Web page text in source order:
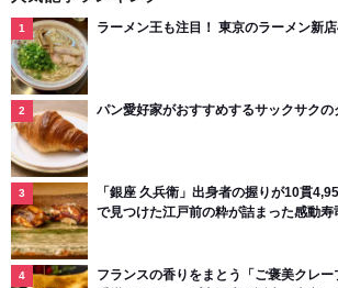
ラーメン王も注目！ 東京のラーメン新
パン愛好家がおすすめするサックサク
「銀座 久兵衛」出身者の握りが10貫
で見つけた江戸前の粋が詰まった感動寿
フランスの香りをまとう「ご褒美クレ